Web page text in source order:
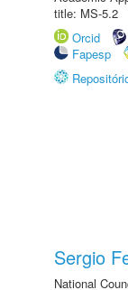
title: MS-5.2
Orcid
Fapesp
Sergio
National